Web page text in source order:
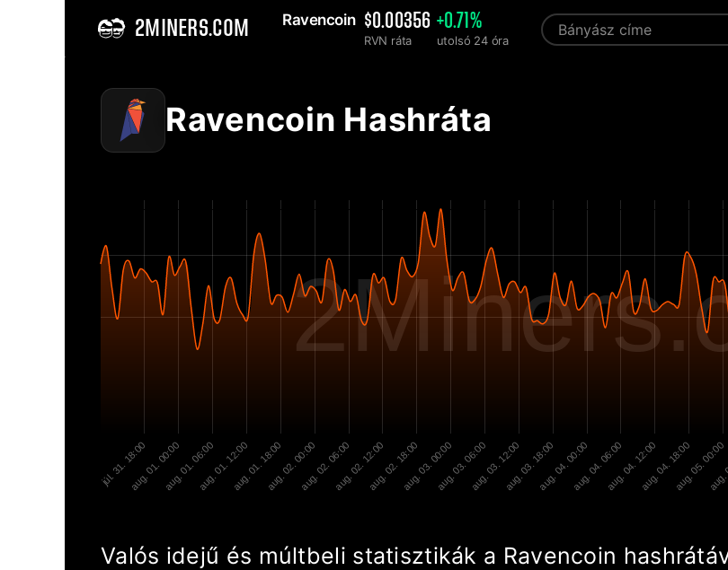
2MINERS.COM Ravencoin $0.00356
RVN ráta
+0.71%
utolsó 24 óra
Ravencoin Hashráta
júl. 31. 18:00aug. 01. 00:00aug. 01. 06:00aug. 01. 12:00aug. 01. 18:00aug. 02. 00:00aug. 02. 06:00aug. 02. 12:00aug. 02. 18:00aug. 03. 00:00aug. 03. 06:00aug. 03. 12:00aug. 03. 18:00aug. 04. 00:00aug. 04. 06:00aug. 04. 12:00aug. 04. 18:00aug. 05. 00:00
Valós idejű és múltbeli statisztikák a Ravencoin